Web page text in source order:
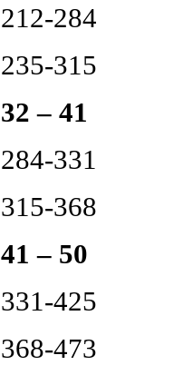
212-284
235-315
32 – 41
284-331
315-368
41 – 50
331-425
368-473